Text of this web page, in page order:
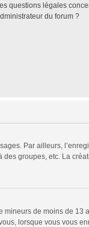
questions légales
du forum ?
Par ailleurs,
groupes, etc. La
de moins de 13
lorsque vous vous